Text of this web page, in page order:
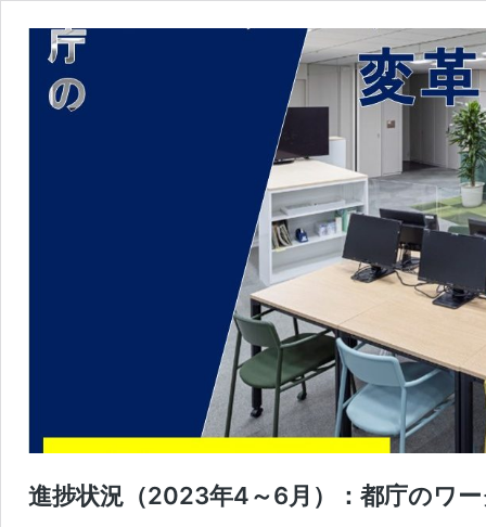
進捗状況（2023年4～6月）：都庁のワ